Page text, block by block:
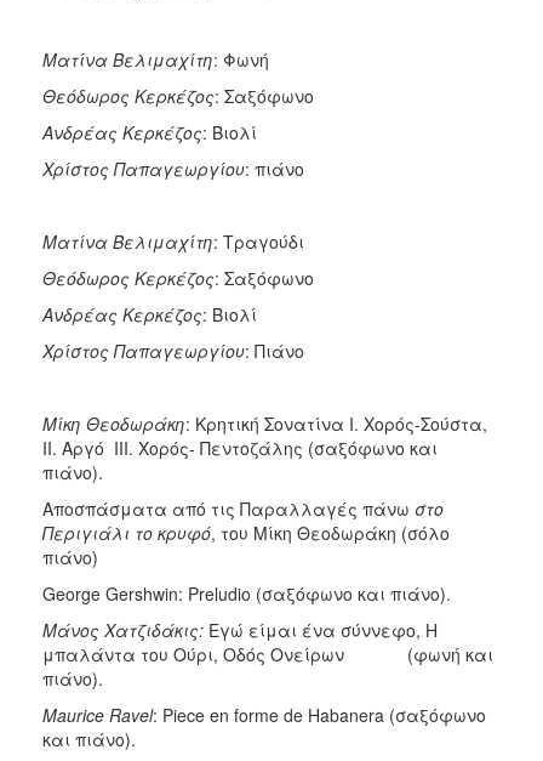
Ματίνα Βελιμαχίτη: Φωνή
Θεόδωρος Κερκέζος: Σαξόφωνο
Ανδρέας Κερκέζος: Βιολί
Χρίστος Παπαγεωργίου: πιάνο
Ματίνα Βελιμαχίτη: Τραγούδι
Θεόδωρος Κερκέζος: Σαξόφωνο
Ανδρέας Κερκέζος: Βιολί
Χρίστος Παπαγεωργίου: Πιάνο
Μίκη Θεοδωράκη: Κρητική Σονατίνα Ι. Χορός-Σούστα,
ΙΙ. Αργό ΙΙΙ. Χορός- Πεντοζάλης (σαξόφωνο και
πιάνο).
Αποσπάσματα από τις Παραλλαγές πάνω στο
Περιγιάλι το κρυφό, του Μίκη Θεοδωράκη (σόλο
πιάνο)
George Gershwin: Preludio (σαξόφωνο και πιάνο).
Μάνος Χατζιδάκις: Εγώ είμαι ένα σύννεφο, Η
μπαλάντα του Ούρι, Οδός Ονείρων (φωνή και
πιάνο).
Maurice Ravel: Piece en forme de Habanera (σαξόφωνο
και πιάνο).